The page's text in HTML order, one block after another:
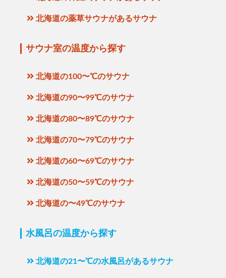
北海道の薬草サウナがあるサウナ
サウナ室の温度から探す
北海道の100〜℃のサウナ
北海道の90〜99℃のサウナ
北海道の80〜89℃のサウナ
北海道の70〜79℃のサウナ
北海道の60〜69℃のサウナ
北海道の50〜59℃のサウナ
北海道の〜49℃のサウナ
水風呂の温度から探す
北海道の21〜℃の水風呂があるサウナ